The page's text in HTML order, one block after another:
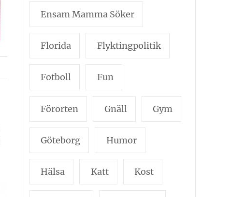
Ensam Mamma Söker
Florida Flyktingpolitik
Fotboll Fun
Förorten Gnäll Gym
Göteborg Humor
Hälsa Katt Kost